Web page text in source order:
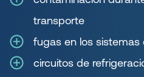
transporte
fugas en los sistemas
circuitos de